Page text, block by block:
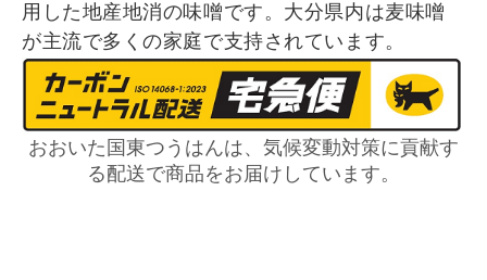
用した地産地消の味噌です。大分県内は麦味噌
が主流で多くの家庭で支持されています。
おおいた国東つうはんは、気候変動対策に貢献す
る配送で商品をお届けしています。